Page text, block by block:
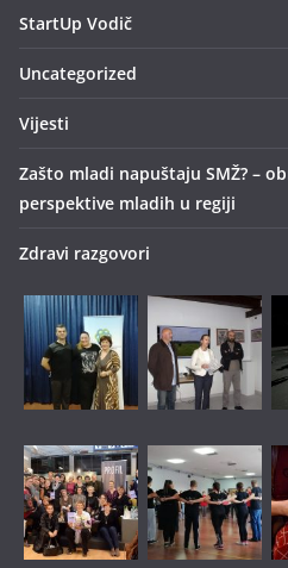
StartUp Vodič
Uncategorized
Vijesti
Zašto mladi napuštaju SMŽ? –
perspektive mladih u regiji
Zdravi razgovori